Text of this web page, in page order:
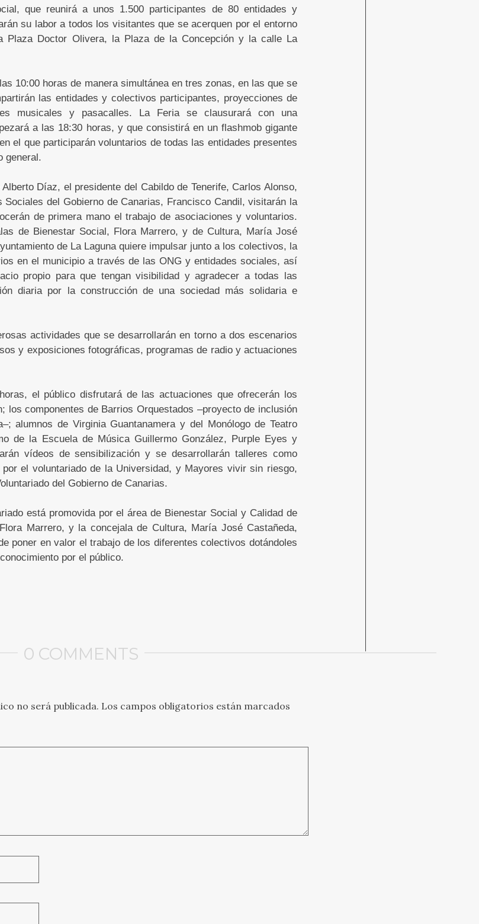
que reunirá a unos 1.500 participantes de 80 entidades y
su labor a todos los visitantes que se acerquen por el entorno
Plaza Doctor Olivera, la Plaza de la Concepción y la calle La
10:00 horas de manera simultánea en tres zonas, en las que se
las entidades y colectivos participantes, proyecciones de
musicales y pasacalles. La Feria se clausurará con una
a las 18:30 horas, y que consistirá en un flashmob gigante
el que participarán voluntarios de todas las entidades presentes
general.
Díaz, el presidente del Cabildo de Tenerife, Carlos Alonso,
del Gobierno de Canarias, Francisco Candil, visitarán la
de primera mano el trabajo de asociaciones y voluntarios.
de Bienestar Social, Flora Marrero, y de Cultura, María José
de La Laguna quiere impulsar junto a los colectivos, la
en el municipio a través de las ONG y entidades sociales, así
propio para que tengan visibilidad y agradecer a todas las
diaria por la construcción de una sociedad más solidaria e
actividades que se desarrollarán en torno a dos escenarios
y exposiciones fotográficas, programas de radio y actuaciones
el público disfrutará de las actuaciones que ofrecerán los
los componentes de Barrios Orquestados –proyecto de inclusión
alumnos de Virginia Guantanamera y del Monólogo de Teatro
de la Escuela de Música Guillermo González, Purple Eyes y
vídeos de sensibilización y se desarrollarán talleres como
por el voluntariado de la Universidad, y Mayores vivir sin riesgo,
del Gobierno de Canarias.
está promovida por el área de Bienestar Social y Calidad de
Marrero, y la concejala de Cultura, María José Castañeda,
poner en valor el trabajo de los diferentes colectivos dotándoles
por el público.
0 COMMENTS
no será publicada. Los campos obligatorios están marcados